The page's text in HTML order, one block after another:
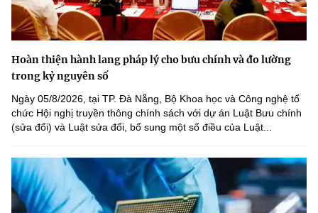
Hoàn thiện hành lang pháp lý cho bưu chính và đo lường
trong kỷ nguyên số
Ngày 05/8/2026, tại TP. Đà Nẵng, Bộ Khoa học và Công nghệ tổ
chức Hội nghị truyền thông chính sách với dự án Luật Bưu chính
(sửa đổi) và Luật sửa đổi, bổ sung một số điều của Luật...